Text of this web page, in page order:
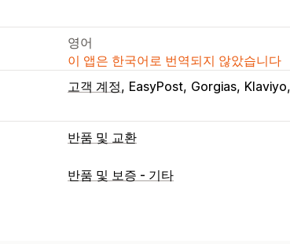
영어
이 앱은 한국어로 번역되지 않았습니다
고객 계정 EasyPost Gorgias Klaviyo
반품 및 교환
반품 옵션
반품 및 보증 - 기타